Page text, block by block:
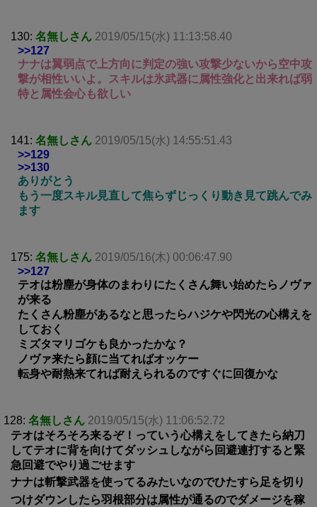
130: 名無しさん 2019/05/15(水) 11:13:58.40
>>127
ナナは翼弱点で上方向に判定の強い攻撃少ないから空中攻
撃が相性いいよ。スキルは氷武器に属性強化と出来れば弱
特と属性会心も欲しい
141: 名無しさん 2019/05/15(水) 14:55:51.43
>>129
>>130
ありがとう
もう一度スキル見直して焦らずじっくり動き見て跳んでみ
ます
175: 名無しさん 2019/05/16(木) 00:06:47.90
>>127
テオは粉塵が身体のまわりにたくさん舞い始めたらノヴァ
が来る
たくさん粉塵があるなと思ったらハジケや閃光の心構えを
しておく
ミズタマリゴケも良かったかな？
ノヴァ来たら顔に当てればオッケー
転身や耐熱来てれば耐えられるのですぐに回復かな
128: 名無しさん 2019/05/15(水) 11:06:52.72
テオはそろそろ来るぞ！っていう心構えをしてきたら納刀
してテオに背を向けてダッシュしながら回避連打すると緊
急回避でやり過ごせます
ナナは斬撃武器を使ってるみたいなのでひたすら足を切り
つけダウンしたら羽根部分は属性が通るのでダメージを稼